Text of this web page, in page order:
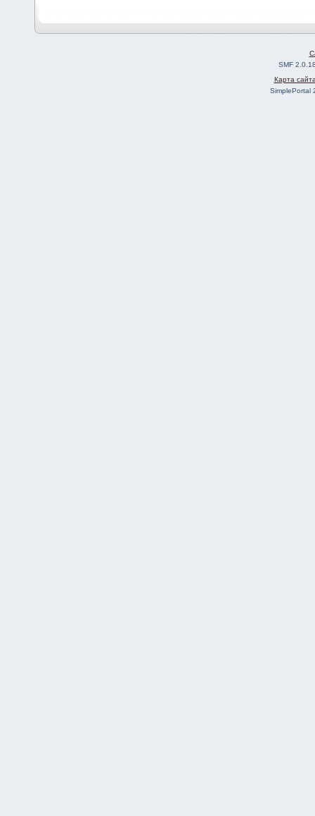
SMF
Карта
SimplePortal